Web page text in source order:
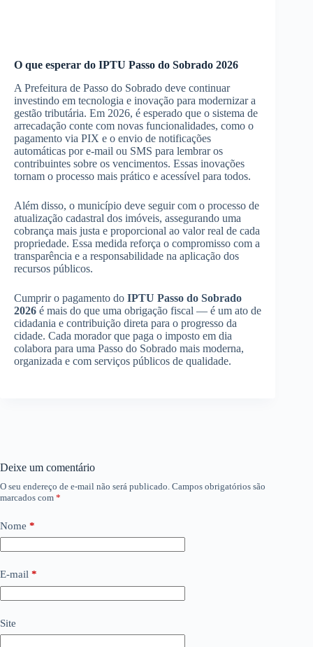
O que esperar do IPTU Passo do Sobrado 2026
A Prefeitura de Passo do Sobrado deve continuar
investindo em tecnologia e inovação para modernizar a
gestão tributária. Em 2026, é esperado que o sistema de
arrecadação conte com novas funcionalidades, como o
pagamento via PIX e o envio de notificações
automáticas por e-mail ou SMS para lembrar os
contribuintes sobre os vencimentos. Essas inovações
tornam o processo mais prático e acessível para todos.
Além disso, o município deve seguir com o processo de
atualização cadastral dos imóveis, assegurando uma
cobrança mais justa e proporcional ao valor real de cada
propriedade. Essa medida reforça o compromisso com a
transparência e a responsabilidade na aplicação dos
recursos públicos.
Cumprir o pagamento do IPTU Passo do Sobrado
2026 é mais do que uma obrigação fiscal — é um ato de
cidadania e contribuição direta para o progresso da
cidade. Cada morador que paga o imposto em dia
colabora para uma Passo do Sobrado mais moderna,
organizada e com serviços públicos de qualidade.
Deixe um comentário
O seu endereço de e-mail não será publicado. Campos obrigatórios são
marcados com *
Nome *
E-mail *
Site